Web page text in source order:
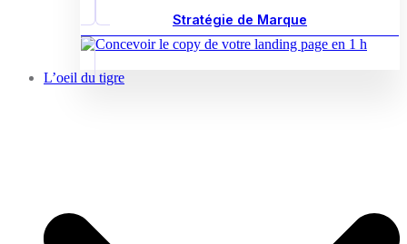
Stratégie de Marque
L’oeil du tigre